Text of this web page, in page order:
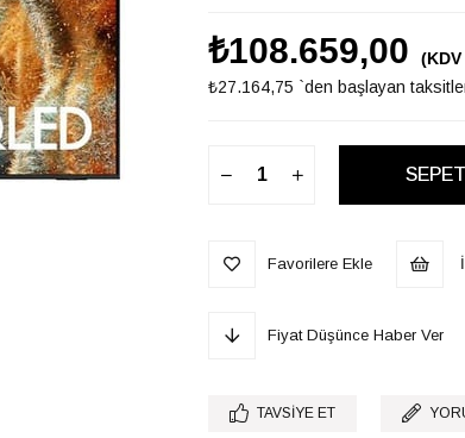
₺108.659,00
₺27.164,75 `den başlayan
Favorilere Ekle
Fiyat Düşünce Haber Ver
TAVSIYE ET